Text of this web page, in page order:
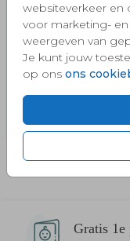
websiteverkeer en
voor marketing-
weergeven van
Je kunt jouw
op ons ons
Gratis 1e